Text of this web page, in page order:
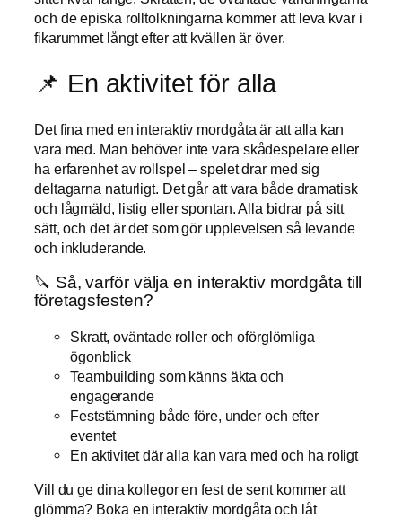
och de episka rolltolkningarna kommer att leva kvar i
fikarummet långt efter att kvällen är över.
📌 En aktivitet för alla
Det fina med en interaktiv mordgåta är att alla kan
vara med. Man behöver inte vara skådespelare eller
ha erfarenhet av rollspel – spelet drar med sig
deltagarna naturligt. Det går att vara både dramatisk
och lågmäld, listig eller spontan. Alla bidrar på sitt
sätt, och det är det som gör upplevelsen så levande
och inkluderande.
🔪 Så, varför välja en interaktiv mordgåta till
företagsfesten?
Skratt, oväntade roller och oförglömliga
ögonblick
Teambuilding som känns äkta och
engagerande
Feststämning både före, under och efter
eventet
En aktivitet där alla kan vara med och ha roligt
Vill du ge dina kollegor en fest de sent kommer att
glömma? Boka en interaktiv mordgåta och låt